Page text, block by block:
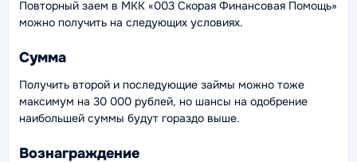
Повторный заем в МКК «003 Скорая Финансовая Помощь»
можно получить на следующих условиях.
Сумма
Получить второй и последующие займы можно тоже
максимум на 30 000 рублей, но шансы на одобрение
наибольшей суммы будут гораздо выше.
Вознаграждение